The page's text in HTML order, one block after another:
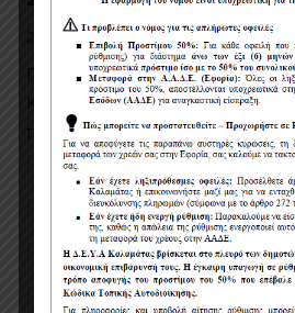
4 έτη πριν
Πρόσκληση για το 12ο
Καλαμάτας στις 08/8/2022 Το
πρόσκλησης μπορείτε να το